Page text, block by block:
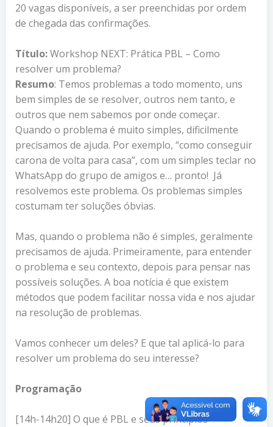
20 vagas disponíveis, a ser preenchidas por ordem
de chegada das confirmações.
Título:Workshop NEXT: Prática PBL – Como
resolver um problema?
Resumo: Temos problemas a todo momento, uns
bem simples de se resolver, outros nem tanto, e
outros que nem sabemos por onde começar.
Quando o problema é muito simples, dificilmente
precisamos de ajuda. Por exemplo, “como conseguir
carona de volta para casa”, com um simples teclar no
WhatsApp do grupo de amigos e… pronto! Já
resolvemos este problema. Os problemas simples
costumam ter soluções óbvias.
Mas, quando o problema não é simples, geralmente
precisamos de ajuda. Primeiramente, para entender
o problema e seu contexto, depois para pensar nas
possíveis soluções. A boa notícia é que existem
métodos que podem facilitar nossa vida e nos ajudar
na resolução de problemas.
Vamos conhecer um deles? E que tal aplicá-lo para
resolver um problema do seu interesse?
Programação
[14h-14h20] O que é PBL e seus princípios